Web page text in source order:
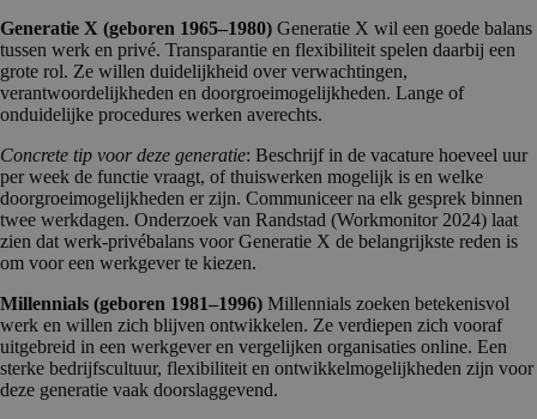
Generatie X (geboren 1965–1980) Generatie X wil een goede balans
tussen werk en privé. Transparantie en flexibiliteit spelen daarbij een
grote rol. Ze willen duidelijkheid over verwachtingen,
verantwoordelijkheden en doorgroeimogelijkheden. Lange of
onduidelijke procedures werken averechts.
Concrete tip voor deze generatie: Beschrijf in de vacature hoeveel uur
per week de functie vraagt, of thuiswerken mogelijk is en welke
doorgroeimogelijkheden er zijn. Communiceer na elk gesprek binnen
twee werkdagen. Onderzoek van Randstad (Workmonitor 2024) laat
zien dat werk-privébalans voor Generatie X de belangrijkste reden is
om voor een werkgever te kiezen.
Millennials (geboren 1981–1996) Millennials zoeken betekenisvol
werk en willen zich blijven ontwikkelen. Ze verdiepen zich vooraf
uitgebreid in een werkgever en vergelijken organisaties online. Een
sterke bedrijfscultuur, flexibiliteit en ontwikkelmogelijkheden zijn voor
deze generatie vaak doorslaggevend.